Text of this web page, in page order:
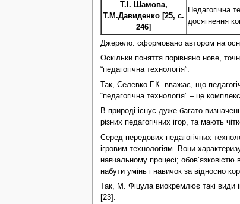
Т.І. Шамова,
Т.М.Давиденко [25, с.
246]
Педагогічна
досягнення
Джерело: сформовано автором на
Оскільки поняття порівняно нове,
“педагогічна технологія”.
Так, Селевко Г.К. вважає, що
“педагогічна технологія” – це
В природі існує дуже багато
різних педагогічних ігор, та мають
Серед передових педагогічних
ігровим технологіям. Вони
навчальному процесі;
набути умінь і навичок за відносно
Так, М. Фіцула виокремлює такі види
[23].